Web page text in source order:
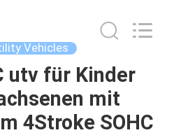
Vehicles
utv für Kinder
mit
4Stroke SOHC